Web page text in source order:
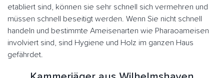
etabliert sind, können sie sehr schnell sich vermehren und
müssen schnell beseitigt werden. Wenn Sie nicht schnell
handeln und bestimmte Ameisenarten wie Pharaoameisen
involviert sind, sind Hygiene und Holz im ganzen Haus
gefährdet.